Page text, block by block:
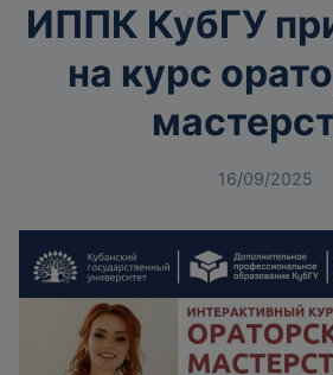
ИППК КубГУ
на курс
16/09/2025